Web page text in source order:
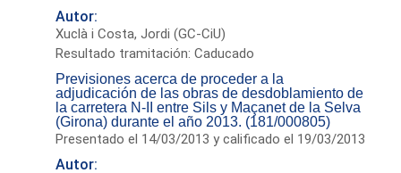
Autor:
Xuclà i Costa, Jordi (GC-CiU)
Resultado tramitación: Caducado
Previsiones acerca de proceder a la
adjudicación de las obras de desdoblamiento de
la carretera N-II entre Sils y Maçanet de la Selva
(Girona) durante el año 2013. (181/000805)
Presentado el 14/03/2013 y calificado el 19/03/2013
Autor: